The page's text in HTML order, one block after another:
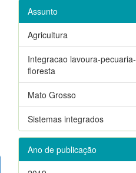
Assunto
Agricultura
Integracao lavoura-pecuaria-
floresta
Mato Grosso
Sistemas integrados
Ano de publicação